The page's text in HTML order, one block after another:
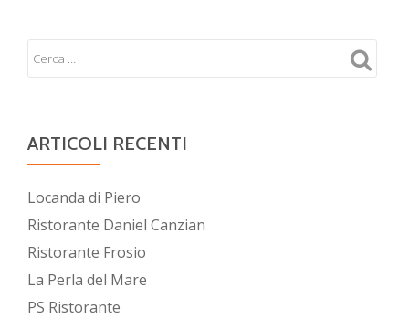
ARTICOLI RECENTI
Locanda di Piero
Ristorante Daniel Canzian
Ristorante Frosio
La Perla del Mare
PS Ristorante